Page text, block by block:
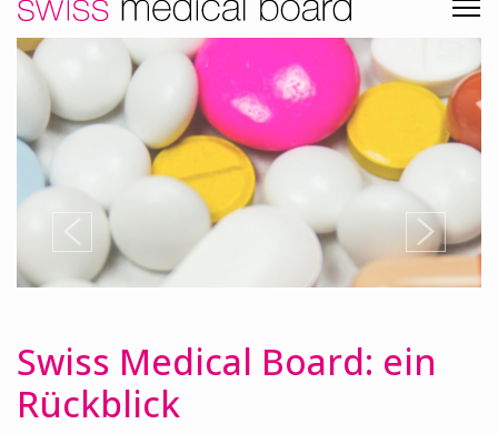
Swiss Medical Board: ein
Rückblick